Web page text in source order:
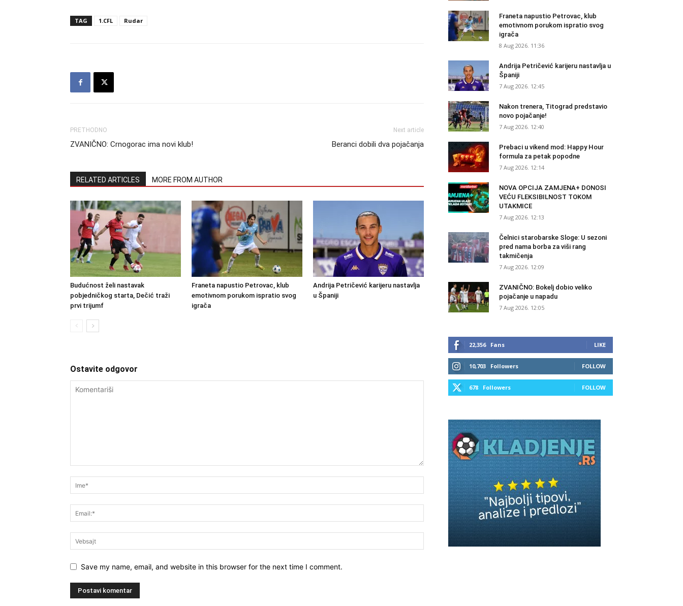
TAG 1.CFL Rudar
PRETHODNO
ZVANIČNO: Crnogorac ima novi klub!
Next article
Beranci dobili dva pojačanja
RELATED ARTICLES MORE FROM AUTHOR
Budućnost želi nastavak
pobjedničkog starta, Dečić traži
prvi trijumf
Franeta napustio Petrovac, klub
emotivnom porukom ispratio svog
igrača
Andrija Petričević karijeru nastavlja
u Španiji
Ostavite odgovor
Save my name, email, and website in this browser for the next time I comment.
Franeta napustio Petrovac, klub
emotivnom porukom ispratio svog
igrača
8 Aug 2026. 11:36
Andrija Petričević karijeru nastavlja u
Španiji
7 Aug 2026. 12:45
Nakon trenera, Titograd predstavio
novo pojačanje!
7 Aug 2026. 12:40
Prebaci u vikend mod: Happy Hour
formula za petak popodne
7 Aug 2026. 12:14
NOVA OPCIJA ZAMJENA+ DONOSI
VEĆU FLEKSIBILNOST TOKOM
UTAKMICE
7 Aug 2026. 12:13
Čelnici starobarske Sloge: U sezoni
pred nama borba za viši rang
takmičenja
7 Aug 2026. 12:09
ZVANIČNO: Bokelj dobio veliko
pojačanje u napadu
7 Aug 2026. 12:05
22,356 Fans LIKE
10,703 Followers FOLLOW
678 Followers FOLLOW